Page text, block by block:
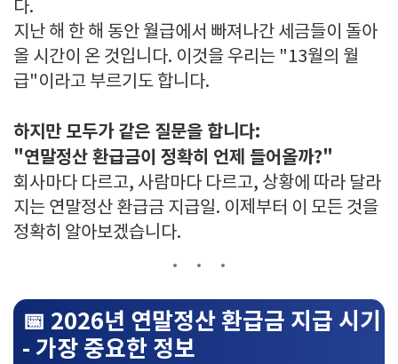
다.
지난 해 한 해 동안 월급에서 빠져나간 세금들이 돌아
올 시간이 온 것입니다. 이것을 우리는 "13월의 월
급"이라고 부르기도 합니다.
하지만 모두가 같은 질문을 합니다:
"연말정산 환급금이 정확히 언제 들어올까?"
회사마다 다르고, 사람마다 다르고, 상황에 따라 달라
지는 연말정산 환급금 지급일. 이제부터 이 모든 것을
정확히 알아보겠습니다.
📅 2026년 연말정산 환급금 지급 시기
- 가장 중요한 정보